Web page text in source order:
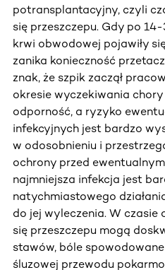
potransplantacyjny, czyli
się przeszczepu. Gdy po
krwi obwodowej pojawiły
zanika konieczność
znak, że szpik zaczął
okresie wyczekiwania
odporność, a ryzyko
infekcyjnych jest bardzo
w odosobnieniu i
ochrony przed
najmniejsza infekcja jest
natychmiastowego
do jej wyleczenia. W czasie
się przeszczepu mogą
stawów, bóle
śluzowej przewodu